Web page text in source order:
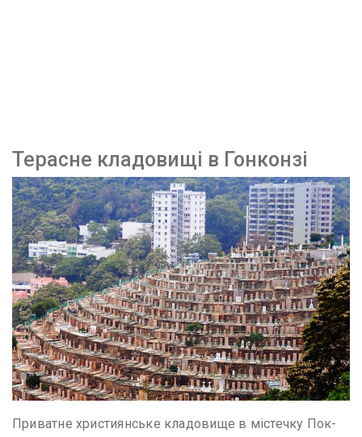
Терасне кладовищі в Гонконзі
Приватне християнське кладовище в містечку Пок-